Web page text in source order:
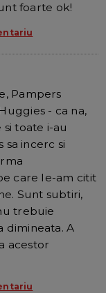
foarte ok!
Pampers
- ca na,
toate i-au
sa incerc si
care le-am citit
Sunt subtiri,
trebuie
dimineata. A
acestor